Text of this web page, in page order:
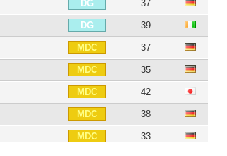
DG 37
DG 39
MDC 37
MDC 35
MDC 42
MDC 38
MDC 33